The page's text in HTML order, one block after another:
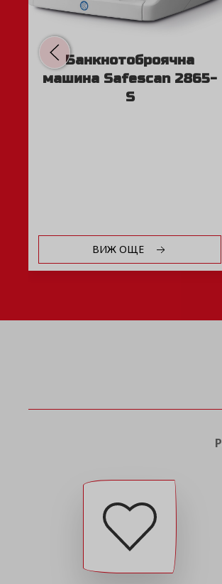
Банкнотоброячна
машина Safescan 2865-
S
ВИЖ ОЩЕ